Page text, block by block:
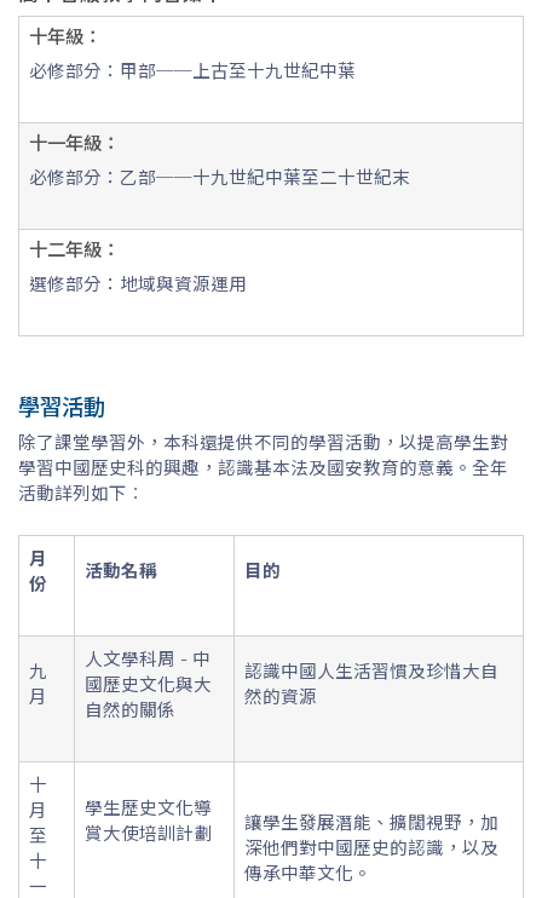
十年級：
必修部分：甲部──上古至十九世紀中葉
十一年級：
必修部分：乙部──十九世紀中葉至二十世紀末
十二年級：
選修部分：地域與資源運用
學習活動
除了課堂學習外，本科還提供不同的學習活動，以提高學生對
學習中國歷史科的興趣，認識基本法及國安教育的意義。全年
活動詳列如下︰
月
份
活動名稱 目的
九
月
人文學科周 - 中
國歷史文化與大
自然的關係
認識中國人生活習慣及珍惜大自
然的資源
十
月
至
十
一
學生歷史文化導
賞大使培訓計劃
讓學生發展潛能、擴闊視野，加
深他們對中國歷史的認識，以及
傳承中華文化。